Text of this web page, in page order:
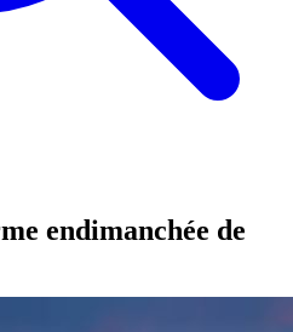
endimanchée de